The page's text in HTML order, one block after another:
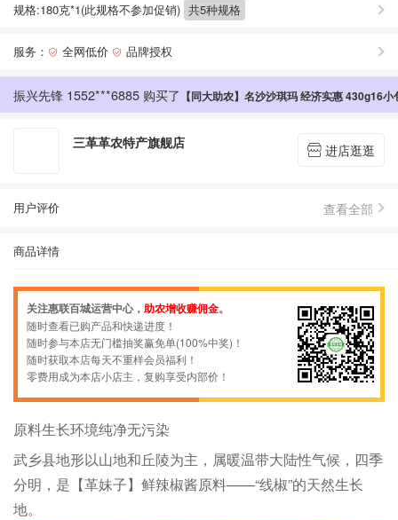
规格:180克*1(此规格不参加促销) 共5种规格
服务：  全网低价  品牌授权
振兴先锋 1552***6885 购买了 【同大助农】名沙沙琪玛 经济实惠 430g16小
振兴先锋 1558***3066 购买了 【同大助农】名沙沙琪玛 经济实惠 430g16小
振兴先锋 1552***6885 购买了 【同大助农】名沙沙琪玛 经济实惠 430g16小
振兴先锋 1551***2694 购买了 【同大助农】名沙沙琪玛 经济实惠 430g16小
振兴先锋 1563***7878 购买了【限御东校区】【白先生】杏糕果糕鲜甜酸爽软糯适口随时享用80克
三革革农特产旗舰店  进店逛逛
用户评价 查看全部
商品详情
关注惠联百城运营中心， 助农增收赚佣金。
随时查看已购产品和快递进度！
随时参与本店无门槛抽奖赢免单(100%中奖)！
随时获取本店每天不重样会员福利！
零费用成为本店小店主，复购享受内部价！
原料生长环境纯净无污染
武乡县地形以山地和丘陵为主，属暖温带大陆性气候，四季
分明，是【革妹子】鲜辣椒酱原料——“线椒”的天然生长
地。